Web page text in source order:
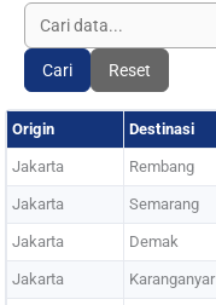
Cari Reset
Origin Destinasi
Jakarta Rembang
Jakarta Semarang
Jakarta Demak
Jakarta Karanganyar